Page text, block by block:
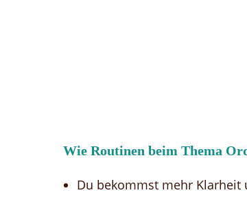
Wie Routinen beim Thema
Du bekommst mehr Klarheit